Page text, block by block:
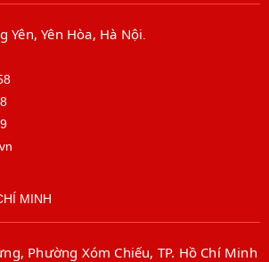
Yên, Yên Hòa, Hà Nội
MINH
Phường Xóm Chiếu, TP. Hồ Chí Minh